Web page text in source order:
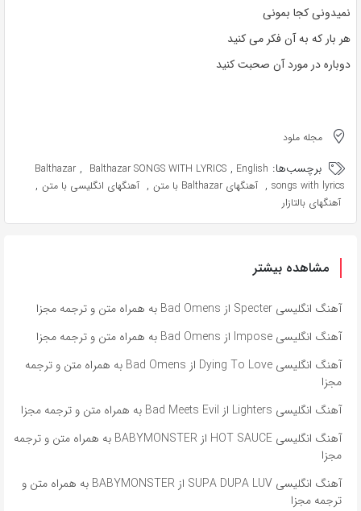
نمیدونی کجا بمونی
هر بار که به آن فکر می کنید
دوباره در مورد آن صحبت کنید
مجله ملود
برچسب‌ها: Balthazar , Balthazar SONGS WITH LYRICS , English
songs with lyrics
, آهنگهای Balthazar با متن , آهنگهای انگلیسی با متن ,
آهنگهای بالتازار
مشاهده بیشتر
آهنگ انگلیسی Specter از Bad Omens به همراه متن و ترجمه مجزا
آهنگ انگلیسی Impose از Bad Omens به همراه متن و ترجمه مجزا
آهنگ انگلیسی Dying To Love از Bad Omens به همراه متن و ترجمه
مجزا
آهنگ انگلیسی Lighters از Bad Meets Evil به همراه متن و ترجمه مجزا
آهنگ انگلیسی HOT SAUCE از BABYMONSTER به همراه متن و ترجمه
مجزا
آهنگ انگلیسی SUPA DUPA LUV از BABYMONSTER به همراه متن و
ترجمه مجزا